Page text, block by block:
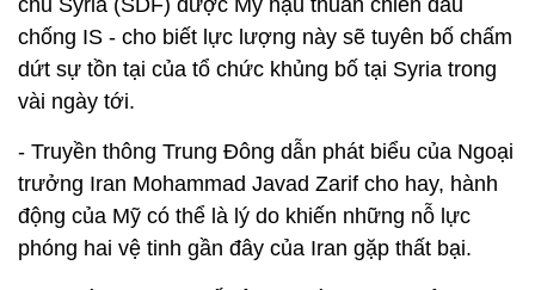
chủ Syria (SDF) được Mỹ hậu thuẫn chiến đấu
chống IS - cho biết lực lượng này sẽ tuyên bố chấm
dứt sự tồn tại của tổ chức khủng bố tại Syria trong
vài ngày tới.
- Truyền thông Trung Đông dẫn phát biểu của Ngoại
trưởng Iran Mohammad Javad Zarif cho hay, hành
động của Mỹ có thể là lý do khiến những nỗ lực
phóng hai vệ tinh gần đây của Iran gặp thất bại.